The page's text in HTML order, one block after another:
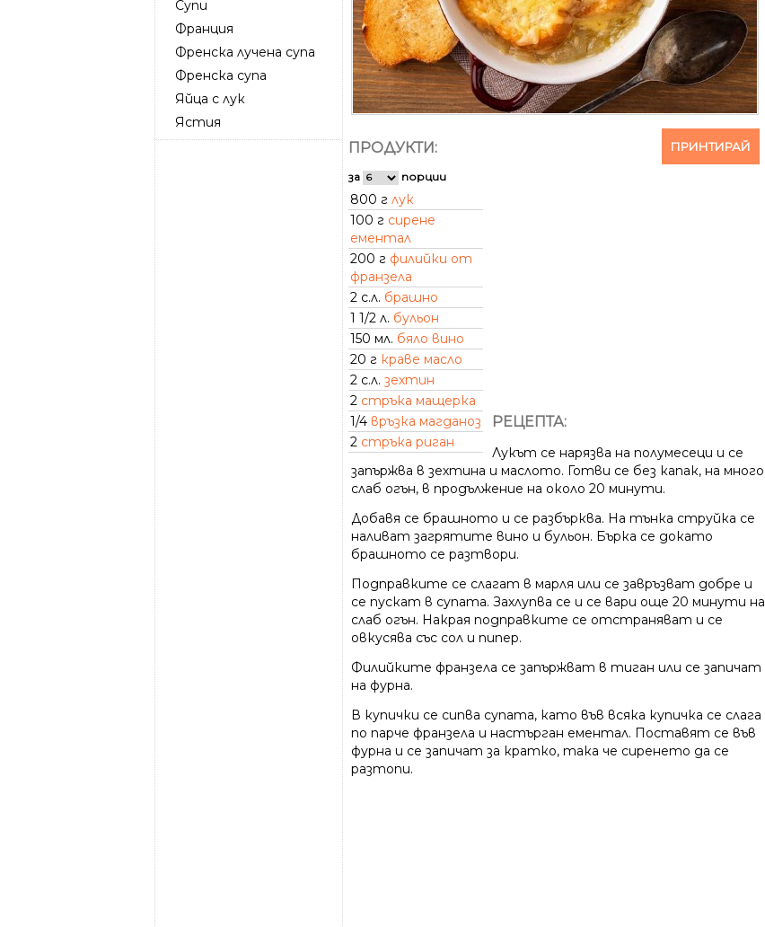
Супи
Франция
Френска лучена супа
Френска супа
Яйца с лук
Ястия
ПРИНТИРАЙ
ПРОДУКТИ:
за порции
800 г лук
100 г сирене
ементал
200 г филийки от
франзела
2 с.л. брашно
1 1/2 л. бульон
150 мл. бяло вино
20 г краве масло
2 с.л. зехтин
2 стръка мащерка
1/4 връзка магданоз
2 стръка риган
РЕЦЕПТА:
Лукът се нарязва на полумесеци и се
запържва в зехтина и маслото. Готви се без капак, на много
слаб огън, в продължение на около 20 минути.
Добавя се брашното и се разбърква. На тънка струйка се
наливат загрятите вино и бульон. Бърка се докато
брашното се разтвори.
Подправките се слагат в марля или се завръзват добре и
се пускат в супата. Захлупва се и се вари още 20 минути на
слаб огън. Накрая подправките се отстраняват и се
овкусява със сол и пипер.
Филийките франзела се запържват в тиган или се запичат
на фурна.
В купички се сипва супата, като във всяка купичка се слага
по парче франзела и настърган ементал. Поставят се във
фурна и се запичат за кратко, така че сиренето да се
разтопи.